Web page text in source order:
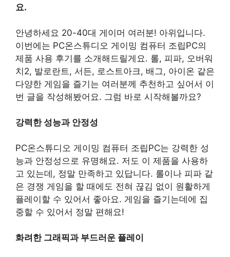
요.
안녕하세요 20-40대 게이머 여러분! 아위입니다.
이번에는 PC온스튜디오 게이밍 컴퓨터 조립PC의
제품 사용 후기를 소개해드릴게요. 롤, 피파, 오버워
치2, 발로란트, 서든, 로스트아크, 배그, 아이온 같은
다양한 게임을 즐기는 여러분께 추천하고 싶어서 이
번 글을 작성해봤어요. 그럼 바로 시작해볼까요?
강력한 성능과 안정성
PC온스튜디오 게이밍 컴퓨터 조립PC는 강력한 성
능과 안정성으로 유명해요. 저도 이 제품을 사용하
고 있는데, 정말 만족하고 있답니다. 롤이나 피파 같
은 경쟁 게임을 할 때에도 전혀 끊김 없이 원활하게
플레이할 수 있어서 좋아요. 게임을 즐기는데에 집
중할 수 있어서 정말 편해요!
화려한 그래픽과 부드러운 플레이